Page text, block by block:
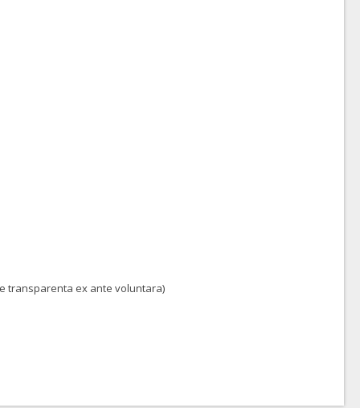
transparenta ex ante voluntara)